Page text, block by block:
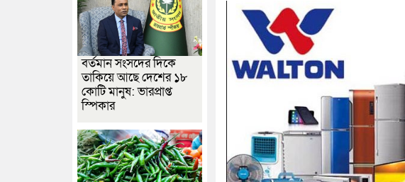
বর্তমান সংসদের দিকে
তাকিয়ে আছে দেশের ১৮
কোটি মানুষ: ভারপ্রাপ্ত
স্পিকার